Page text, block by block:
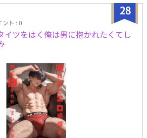
28
ント : 0
イツをはく俺は男に抱かれたくてし